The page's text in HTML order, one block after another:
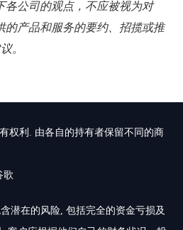
各公司的观点，不应被视为对
的产品和服务的要约、招揽或推
。
权利. 由各自的持有者保留不同的商
歌
潜在的风险, 包括完全的资金亏损及